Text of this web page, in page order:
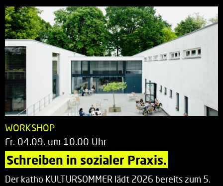
WORKSHOP
Fr. 04.09. um 10.00 Uhr
Schreiben in sozialer Praxis.
Der katho KULTURSOMMER lädt 2026 bereits zum 5.